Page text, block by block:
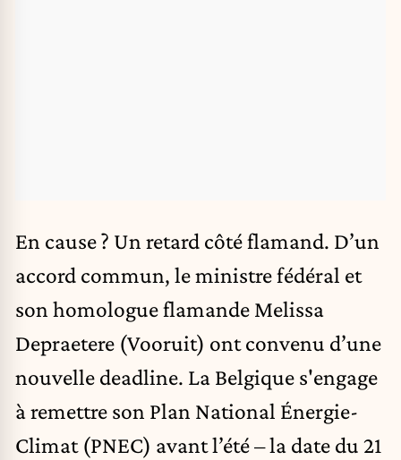
En cause ? Un retard côté flamand. D’un
accord commun, le ministre fédéral et
son homologue flamande Melissa
Depraetere (Vooruit) ont convenu d’une
nouvelle deadline. La Belgique s'engage
à remettre son Plan National Énergie-
Climat (PNEC) avant l’été – la date du 21